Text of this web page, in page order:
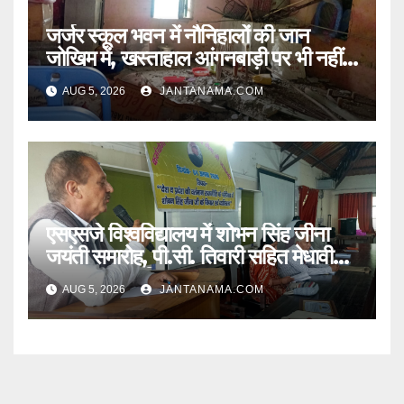
जर्जर स्कूल भवन में नौनिहालों की जान
जोखिम में, खस्ताहाल आंगनबाड़ी पर भी नहीं
जागा प्रशासन
AUG 5, 2026 JANTANAMA.COM
एसएसजे विश्वविद्यालय में शोभन सिंह जीना
जयंती समारोह, पी.सी. तिवारी सहित मेधावी
छात्र हुए सम्मानित
AUG 5, 2026 JANTANAMA.COM